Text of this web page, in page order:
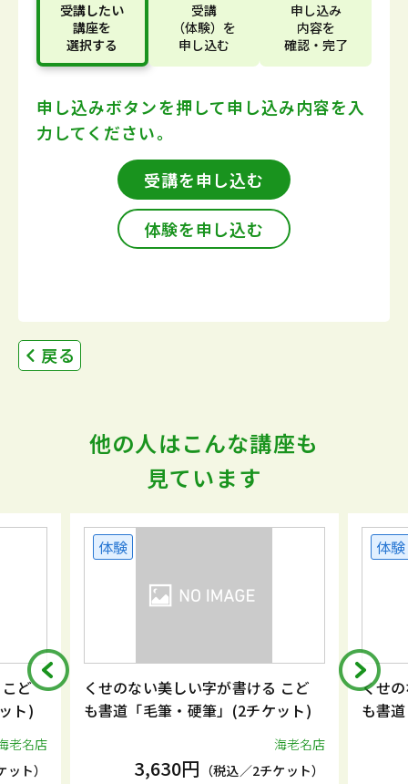
受講したい
講座を
選択する
受講
（体験） を
申し込む
申し込み
内容を
確認・完了
申し込みボタンを押して申し込み内容を入
力してください。
受講を申し込む
体験を申し込む
戻る
他の人はこんな講座も
見ています
ど
ト)
老名店
ト）
体験
くせのない美しい字が書ける こど
も書道「毛筆・硬筆」(2チケット)
海老名店
3,630円 （税込／2チケット）
体験
くせ
も書